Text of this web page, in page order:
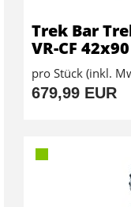
Trek Bar
VR-CF
pro Stück (inkl.
679,99 EUR